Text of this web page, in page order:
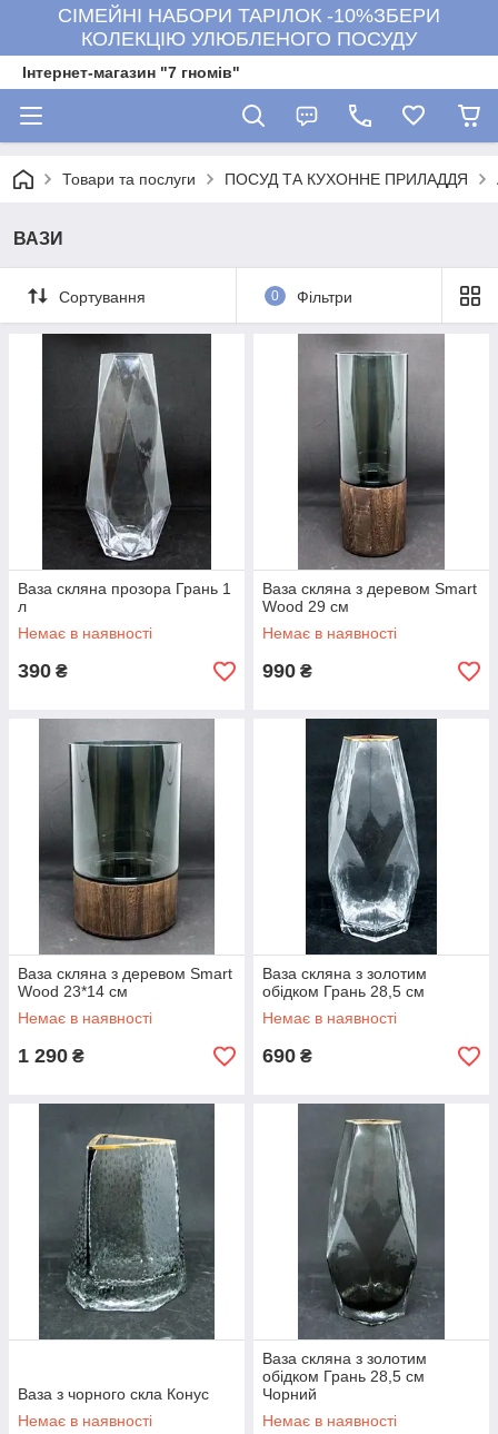
СІМЕЙНІ НАБОРИ ТАРІЛОК -10%ЗБЕРИ
КОЛЕКЦІЮ УЛЮБЛЕНОГО ПОСУДУ
Інтернет-магазин "7 гномів"
Товари та послуги ПОСУД ТА КУХОННЕ ПРИЛАДДЯ
ВАЗИ
Сортування 0 Фільтри
Ваза скляна прозора Грань 1
л
Немає в наявності
390 ₴
Ваза скляна з деревом Smart
Wood 29 cм
Немає в наявності
990 ₴
Ваза скляна з деревом Smart
Wood 23*14 cм
Немає в наявності
1 290 ₴
Ваза скляна з золотим
обідком Грань 28,5 см
Немає в наявності
690 ₴
Ваза з чорного скла Конус
Немає в наявності
Ваза скляна з золотим
обідком Грань 28,5 см
Чорний
Немає в наявності